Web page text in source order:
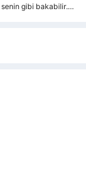
gibi bakabilir.…